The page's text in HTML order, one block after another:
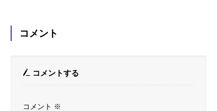
コメント
コメントする
コメント ※